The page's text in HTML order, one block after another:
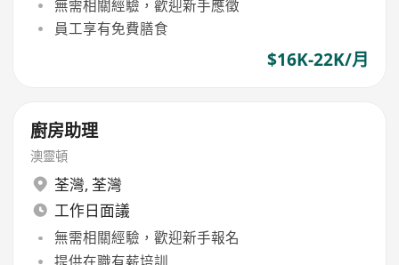
無需相關經驗，歡迎新手應徵
員工享有免費膳食
$16K-22K/月
廚房助理
澳靈頓
荃灣, 荃灣
工作日面議
無需相關經驗，歡迎新手報名